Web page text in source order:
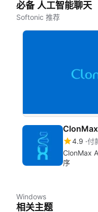
必备 人工智能聊天
Softonic 推荐
ClonMax
4.9 付
ClonMax
序
Windows
相关主题